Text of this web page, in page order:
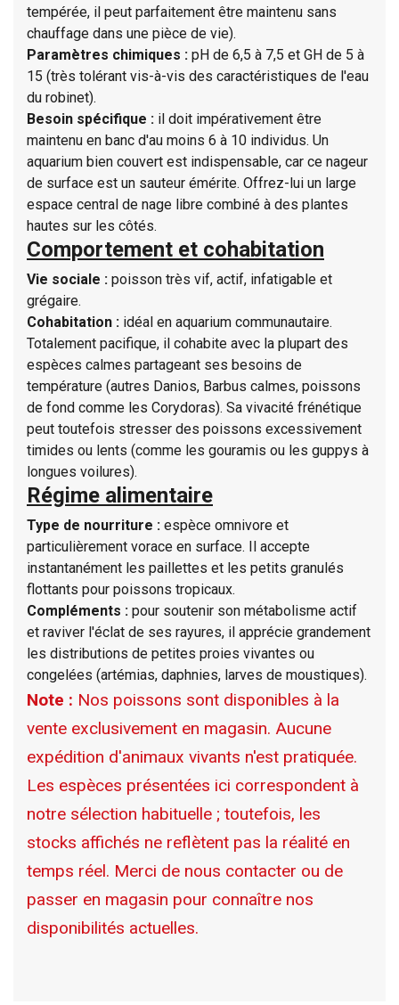
tempérée, il peut parfaitement être maintenu sans
chauffage dans une pièce de vie).
Paramètres chimiques : pH de 6,5 à 7,5 et GH de 5 à
15 (très tolérant vis-à-vis des caractéristiques de l'eau
du robinet).
Besoin spécifique : il doit impérativement être
maintenu en banc d'au moins 6 à 10 individus. Un
aquarium bien couvert est indispensable, car ce nageur
de surface est un sauteur émérite. Offrez-lui un large
espace central de nage libre combiné à des plantes
hautes sur les côtés.
Comportement et cohabitation
Vie sociale : poisson très vif, actif, infatigable et
grégaire.
Cohabitation : idéal en aquarium communautaire.
Totalement pacifique, il cohabite avec la plupart des
espèces calmes partageant ses besoins de
température (autres Danios, Barbus calmes, poissons
de fond comme les Corydoras). Sa vivacité frénétique
peut toutefois stresser des poissons excessivement
timides ou lents (comme les gouramis ou les guppys à
longues voilures).
Régime alimentaire
Type de nourriture : espèce omnivore et
particulièrement vorace en surface. Il accepte
instantanément les paillettes et les petits granulés
flottants pour poissons tropicaux.
Compléments : pour soutenir son métabolisme actif
et raviver l'éclat de ses rayures, il apprécie grandement
les distributions de petites proies vivantes ou
congelées (artémias, daphnies, larves de moustiques).
Note : Nos poissons sont disponibles à la
vente exclusivement en magasin. Aucune
expédition d'animaux vivants n'est pratiquée.
Les espèces présentées ici correspondent à
notre sélection habituelle ; toutefois, les
stocks affichés ne reflètent pas la réalité en
temps réel. Merci de nous contacter ou de
passer en magasin pour connaître nos
disponibilités actuelles.